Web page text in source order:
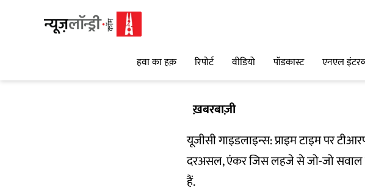
हवा का हक़ रिपोर्ट वीडियो पॉडकास्ट एनएल
ख़बरबाज़ी
यूजीसी गाइडलाइन्स: प्राइम टाइम पर
दरअसल, एंकर जिस लहजे से जो-जो सवाल
हैं.